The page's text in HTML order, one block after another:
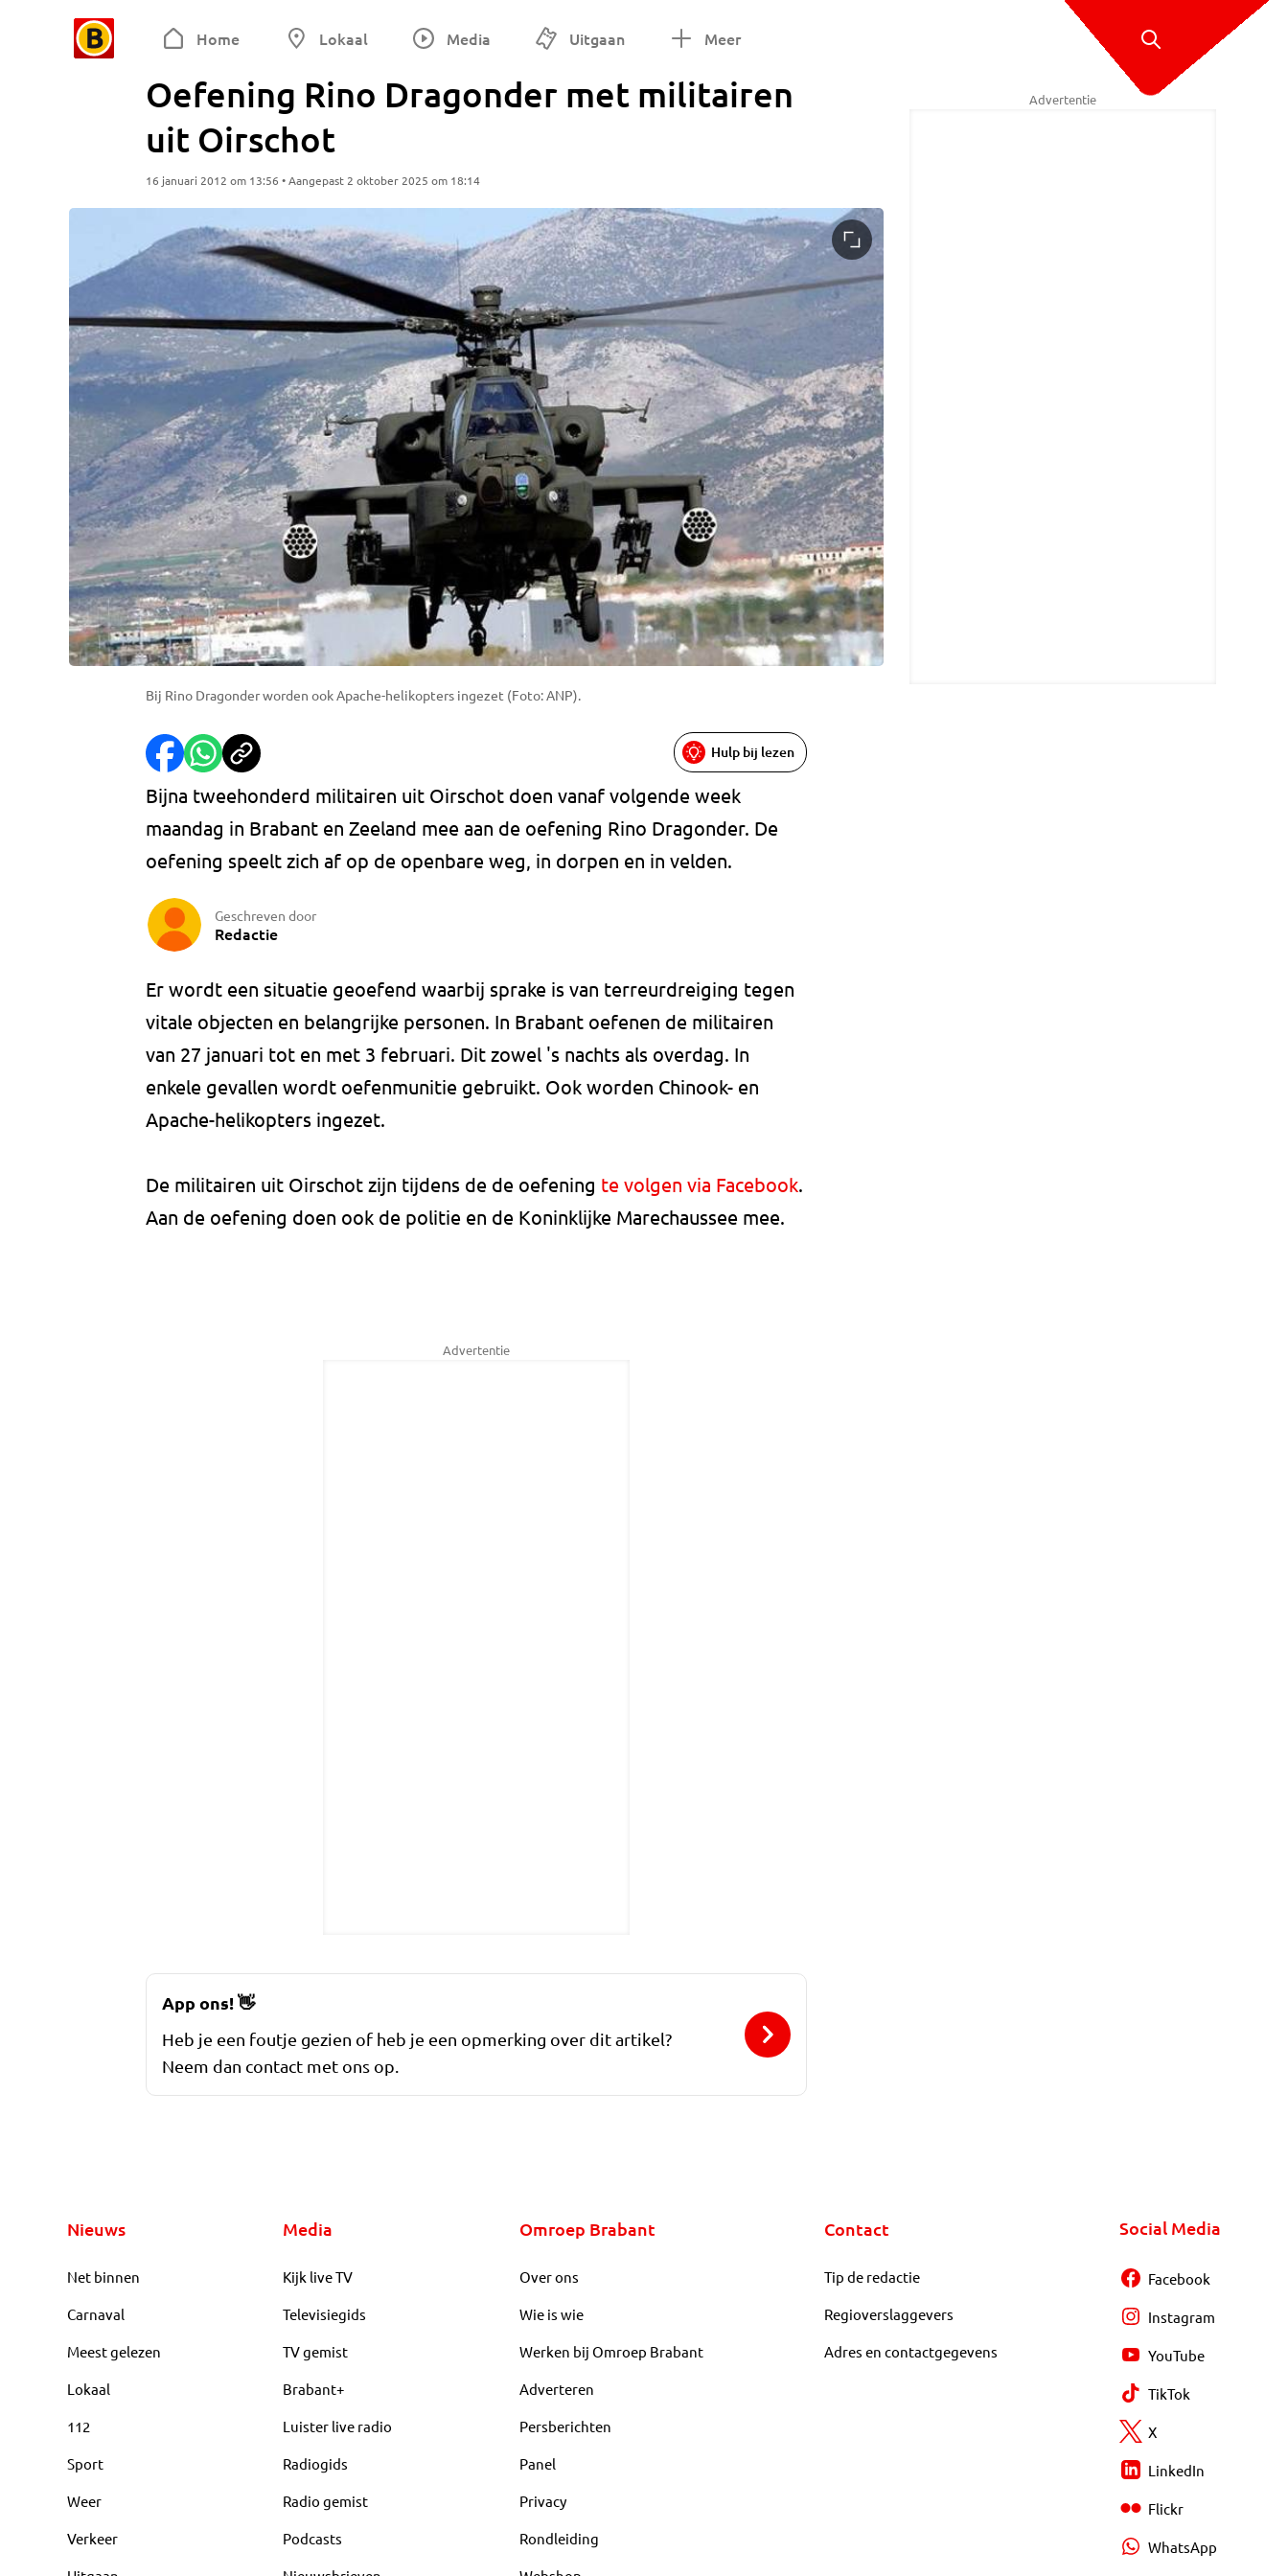
Home Lokaal Media Uitgaan Meer
Oefening Rino Dragonder met militairen
uit Oirschot
16 januari 2012 om 13:56 • Aangepast 2 oktober 2025 om 18:14
Bij Rino Dragonder worden ook Apache-helikopters ingezet (Foto: ANP).
Hulp bij lezen
Bijna tweehonderd militairen uit Oirschot doen vanaf volgende week
maandag in Brabant en Zeeland mee aan de oefening Rino Dragonder. De
oefening speelt zich af op de openbare weg, in dorpen en in velden.
Geschreven door
Redactie
Er wordt een situatie geoefend waarbij sprake is van terreurdreiging tegen
vitale objecten en belangrijke personen. In Brabant oefenen de militairen
van 27 januari tot en met 3 februari. Dit zowel 's nachts als overdag. In
enkele gevallen wordt oefenmunitie gebruikt. Ook worden Chinook- en
Apache-helikopters ingezet.
De militairen uit Oirschot zijn tijdens de de oefening te volgen via Facebook.
Aan de oefening doen ook de politie en de Koninklijke Marechaussee mee.
Advertentie
Advertentie
App ons!👋
Heb je een foutje gezien of heb je een opmerking over dit artikel?
Neem dan contact met ons op.
Nieuws
Net binnen
Carnaval
Meest gelezen
Lokaal
112
Sport
Weer
Verkeer
Media
Kijk live TV
Televisiegids
TV gemist
Brabant+
Luister live radio
Radiogids
Radio gemist
Podcasts
Omroep Brabant
Over ons
Wie is wie
Werken bij Omroep Brabant
Adverteren
Persberichten
Panel
Privacy
Rondleiding
Contact
Tip de redactie
Regioverslaggevers
Adres en contactgegevens
Social Media
Facebook
Instagram
YouTube
TikTok
X
LinkedIn
Flickr
WhatsApp